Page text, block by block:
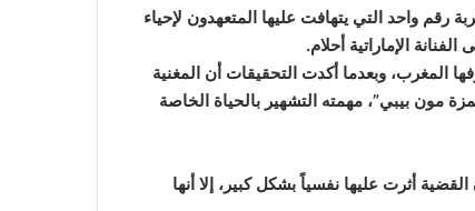
واحد التي يتهافت عليها المتعهدون لإحياء
الإماراتية أحلام.
المغرب، وبعدما أكدت التحقيقات أن المغنية
مون بيبي”، مهمته التشهير بالحياة الخاصة
أثرت عليها نفسياً بشكل كبير، إلا أنها